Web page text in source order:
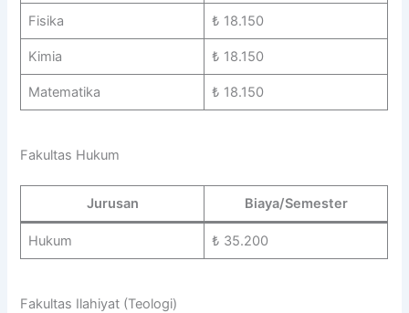
Fisika ₺ 18.150
Kimia ₺ 18.150
Matematika ₺ 18.150
Fakultas Hukum
Jurusan Biaya/Semester
Hukum ₺ 35.200
Fakultas Ilahiyat (Teologi)